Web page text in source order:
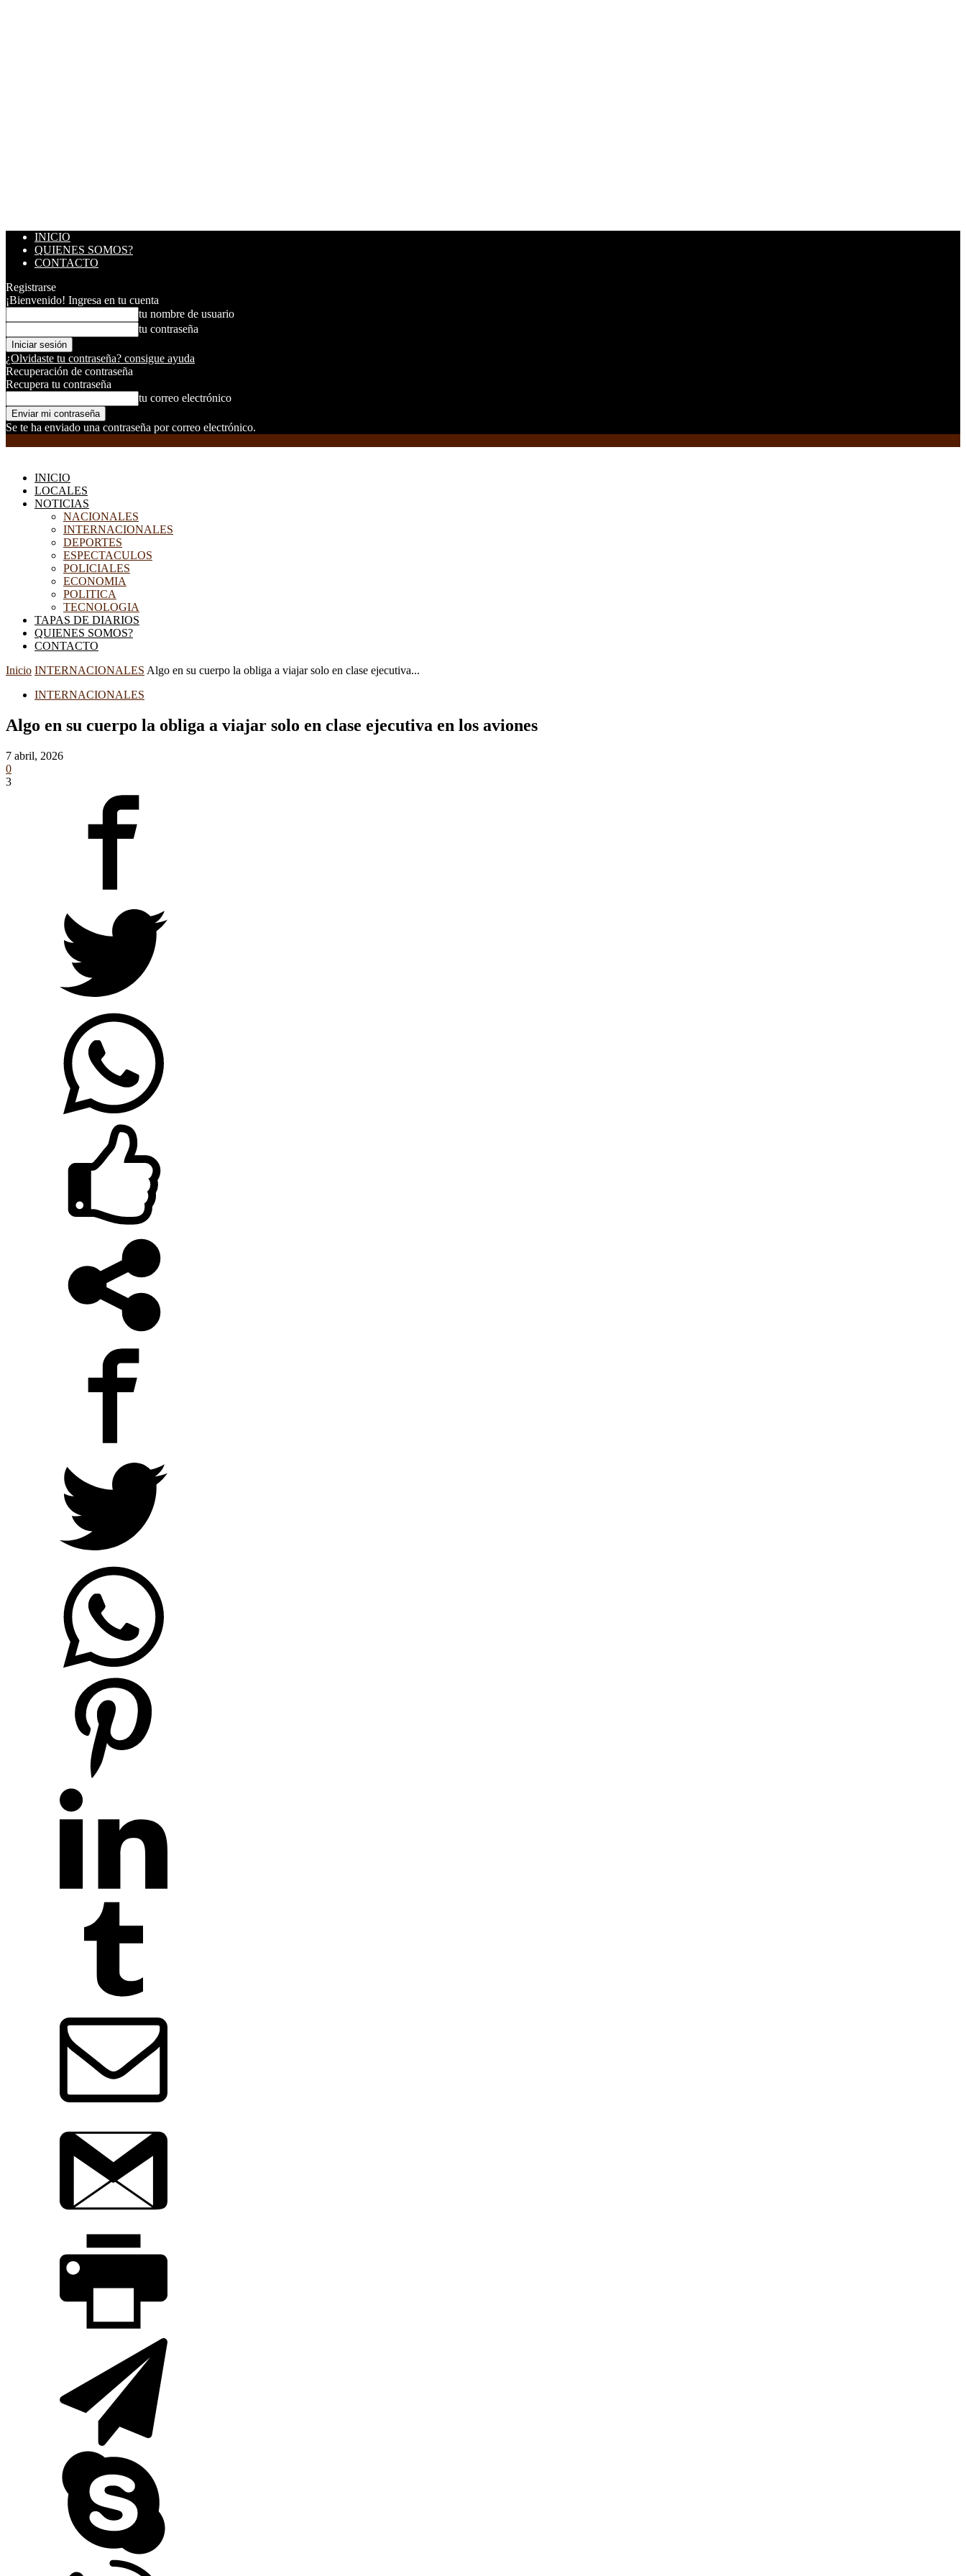
INICIO
QUIENES SOMOS?
CONTACTO
Registrarse
¡Bienvenido! Ingresa en tu cuenta
tu nombre de usuario
tu contraseña
¿Olvidaste tu contraseña? consigue ayuda
Recuperación de contraseña
Recupera tu contraseña
tu correo electrónico
Se te ha enviado una contraseña por correo electrónico.
INICIO
LOCALES
NOTICIAS
NACIONALES
INTERNACIONALES
DEPORTES
ESPECTACULOS
POLICIALES
ECONOMIA
POLITICA
TECNOLOGIA
TAPAS DE DIARIOS
QUIENES SOMOS?
CONTACTO
Inicio INTERNACIONALES Algo en su cuerpo la obliga a viajar solo en clase ejecutiva...
INTERNACIONALES
Algo en su cuerpo la obliga a viajar solo en clase ejecutiva en los aviones
7 abril, 2026
0
3